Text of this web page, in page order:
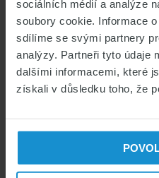
sociálních médií a analýze
soubory cookie. Informace
sdílíme se svými partnery
analýzy. Partneři tyto údaje
dalšími informacemi, které
získali v důsledku toho, že
smluvních míst
u svého prodejce
počet zařízení.
Zkontrolujte si
Vyžádejte si od
smluvních
pojišťovny